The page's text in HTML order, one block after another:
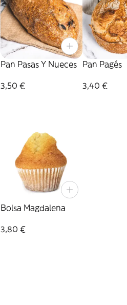
Pan Pasas Y Nueces
3,50 €
Pan Pagés
3,40 €
Bolsa Magdalena
3,80 €